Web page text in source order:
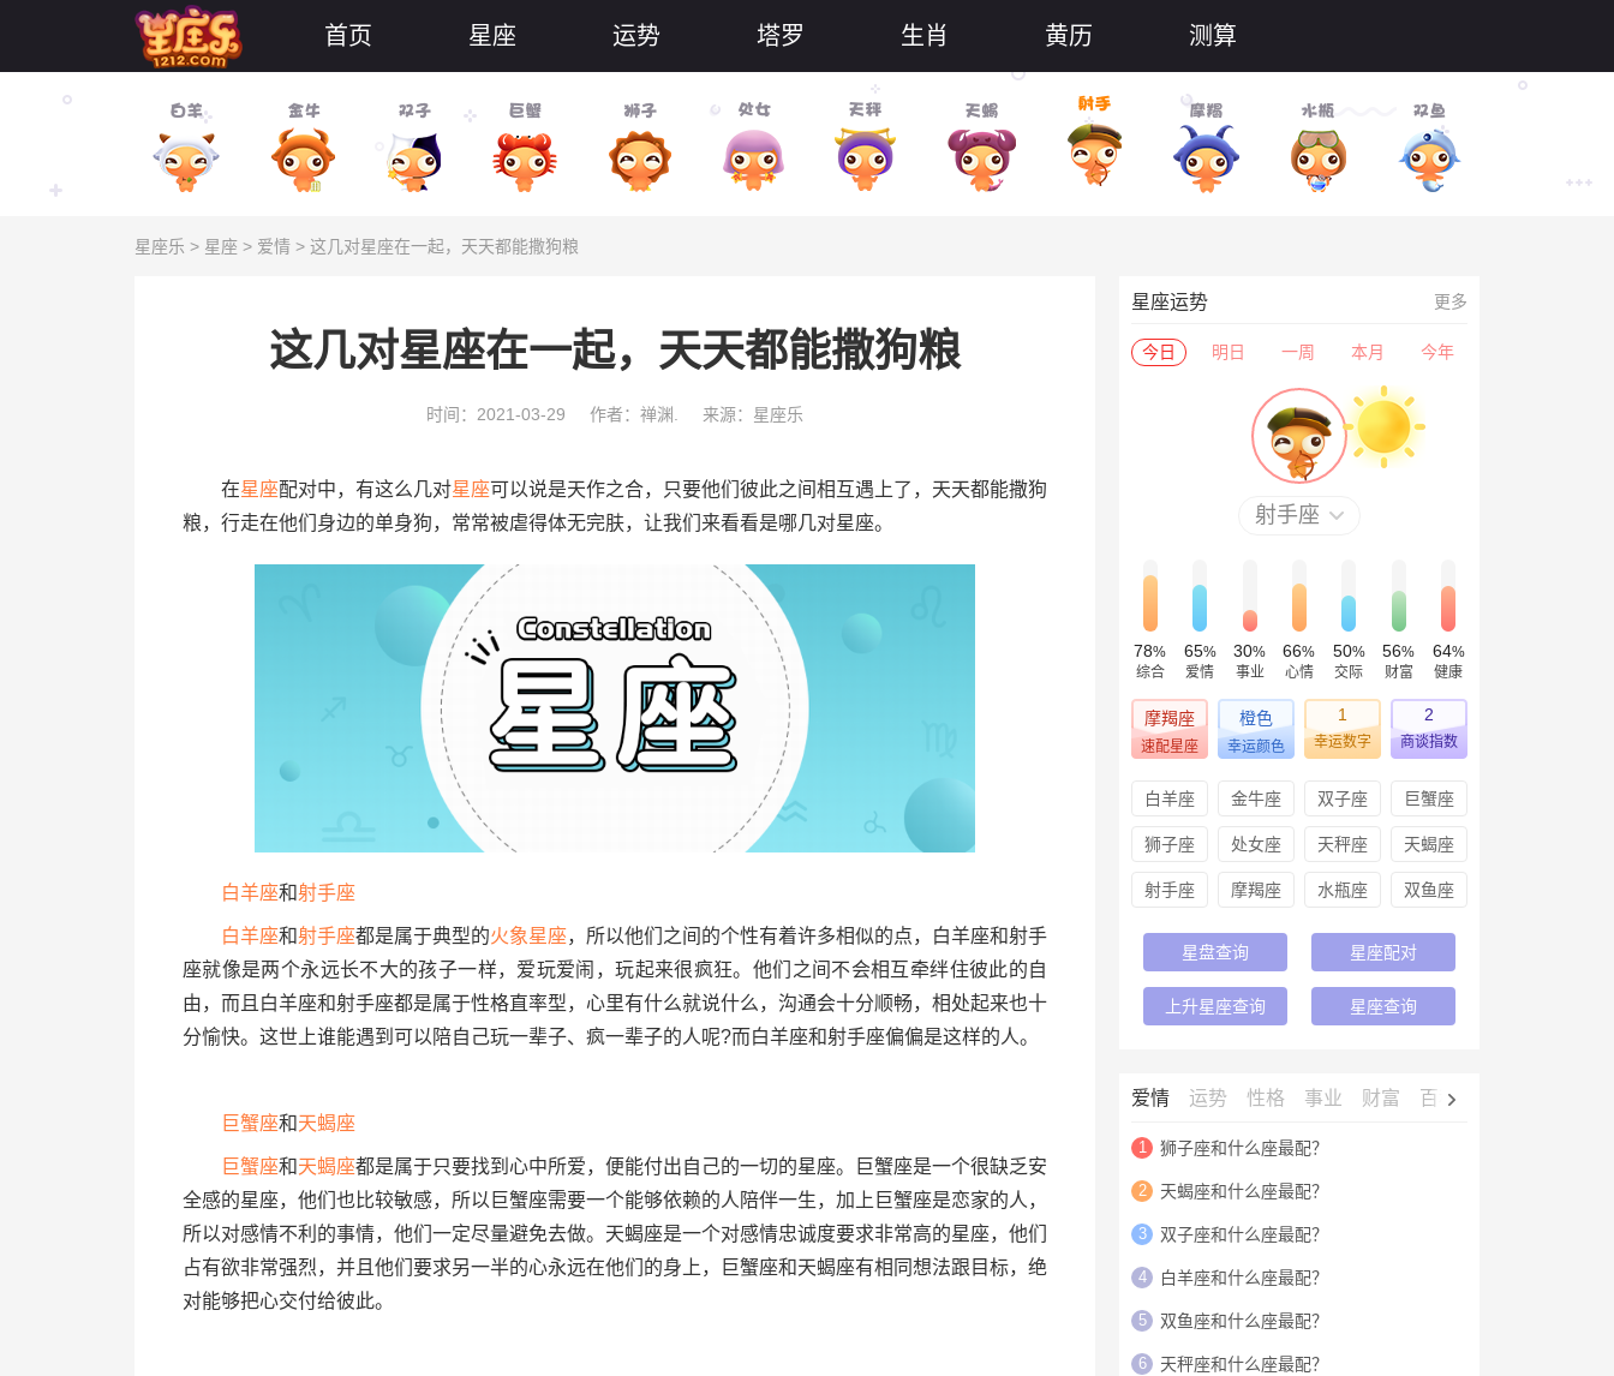
首页 星座 运势 塔罗 生肖 黄历 测算
星座乐 > 星座 > 爱情 > 这几对星座在一起，天天都能撒狗粮
这几对星座在一起，天天都能撒狗粮
时间：2021-03-29 作者：禅渊. 来源：星座乐
在星座配对中，有这么几对星座可以说是天作之合，只要他们彼此之间相互遇上了，天天都能撒狗
粮，行走在他们身边的单身狗，常常被虐得体无完肤，让我们来看看是哪几对星座。
白羊座和射手座
白羊座和射手座都是属于典型的火象星座，所以他们之间的个性有着许多相似的点，白羊座和射手
座就像是两个永远长不大的孩子一样，爱玩爱闹，玩起来很疯狂。他们之间不会相互牵绊住彼此的自
由，而且白羊座和射手座都是属于性格直率型，心里有什么就说什么，沟通会十分顺畅，相处起来也十
分愉快。这世上谁能遇到可以陪自己玩一辈子、疯一辈子的人呢?而白羊座和射手座偏偏是这样的人。
巨蟹座和天蝎座
巨蟹座和天蝎座都是属于只要找到心中所爱，便能付出自己的一切的星座。巨蟹座是一个很缺乏安
全感的星座，他们也比较敏感，所以巨蟹座需要一个能够依赖的人陪伴一生，加上巨蟹座是恋家的人，
所以对感情不利的事情，他们一定尽量避免去做。天蝎座是一个对感情忠诚度要求非常高的星座，他们
占有欲非常强烈，并且他们要求另一半的心永远在他们的身上，巨蟹座和天蝎座有相同想法跟目标，绝
对能够把心交付给彼此。
星座运势 更多
今日 明日 一周 本月 今年
射手座
78%
综合
65%
爱情
30%
事业
66%
心情
50%
交际
56%
财富
64%
健康
摩羯座
速配星座
橙色
幸运颜色
1
幸运数字
2
商谈指数
白羊座 金牛座 双子座 巨蟹座
狮子座 处女座 天秤座 天蝎座
射手座 摩羯座 水瓶座 双鱼座
星盘查询 星座配对
上升星座查询 星座查询
爱情 运势 性格 事业 财富 百科
1 狮子座和什么座最配？
2 天蝎座和什么座最配？
3 双子座和什么座最配？
4 白羊座和什么座最配？
5 双鱼座和什么座最配？
6 天秤座和什么座最配？